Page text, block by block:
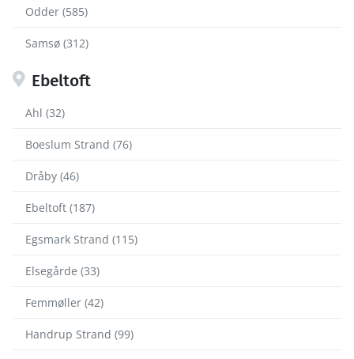
Odder (585)
Samsø (312)
Ebeltoft
Ahl (32)
Boeslum Strand (76)
Dråby (46)
Ebeltoft (187)
Egsmark Strand (115)
Elsegårde (33)
Femmøller (42)
Handrup Strand (99)